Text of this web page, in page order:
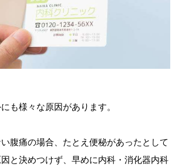
も様々な原因があります。
腹痛の場合、たとえ便秘があったとして
と決めつけず、早めに内科・消化器内科